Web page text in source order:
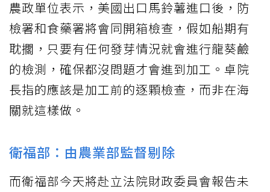
農政單位表示，美國出口馬鈴薯進口後，防
檢署和食藥署將會同開箱檢查，假如船期有
耽擱，只要有任何發芽情況就會進行龍葵鹼
的檢測，確保都沒問題才會進到加工。卓院
長指的應該是加工前的逐顆檢查，而非在海
關就這樣做。
衛福部：由農業部監督剔除
而衛福部今天將赴立法院財政委員會報告未